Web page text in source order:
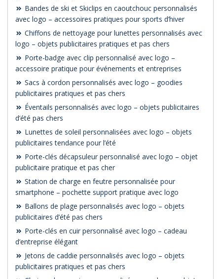
Bandes de ski et Skiclips en caoutchouc personnalisés
avec logo – accessoires pratiques pour sports d’hiver
Chiffons de nettoyage pour lunettes personnalisés avec
logo – objets publicitaires pratiques et pas chers
Porte-badge avec clip personnalisé avec logo –
accessoire pratique pour événements et entreprises
Sacs à cordon personnalisés avec logo – goodies
publicitaires pratiques et pas chers
Éventails personnalisés avec logo – objets publicitaires
d’été pas chers
Lunettes de soleil personnalisées avec logo – objets
publicitaires tendance pour l’été
Porte-clés décapsuleur personnalisé avec logo – objet
publicitaire pratique et pas cher
Station de charge en feutre personnalisée pour
smartphone – pochette support pratique avec logo
Ballons de plage personnalisés avec logo – objets
publicitaires d’été pas chers
Porte-clés en cuir personnalisé avec logo – cadeau
d’entreprise élégant
Jetons de caddie personnalisés avec logo – objets
publicitaires pratiques et pas chers